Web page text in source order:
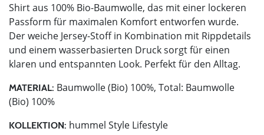
Shirt aus 100% Bio-Baumwolle, das mit einer lockeren
Passform für maximalen Komfort entworfen wurde.
Der weiche Jersey-Stoff in Kombination mit Rippdetails
und einem wasserbasierten Druck sorgt für einen
klaren und entspannten Look. Perfekt für den Alltag.
MATERIAL: Baumwolle (Bio) 100%, Total: Baumwolle
(Bio) 100%
KOLLEKTION: hummel Style Lifestyle